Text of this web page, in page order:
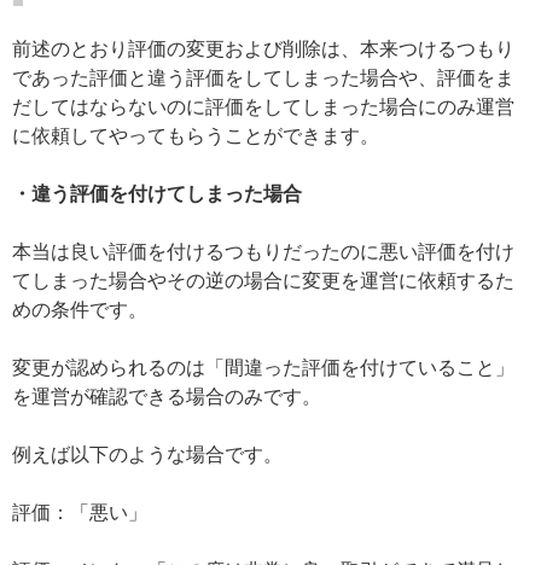
前述のとおり評価の変更および削除は、本来つけるつもり
であった評価と違う評価をしてしまった場合や、評価をま
だしてはならないのに評価をしてしまった場合にのみ運営
に依頼してやってもらうことができます。
・違う評価を付けてしまった場合
本当は良い評価を付けるつもりだったのに悪い評価を付け
てしまった場合やその逆の場合に変更を運営に依頼するた
めの条件です。
変更が認められるのは「間違った評価を付けていること」
を運営が確認できる場合のみです。
例えば以下のような場合です。
評価：「悪い」